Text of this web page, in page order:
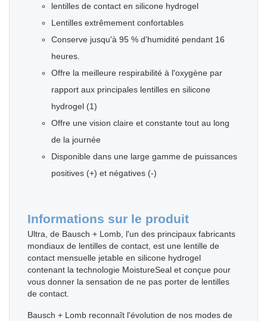
lentilles de contact en silicone hydrogel
Lentilles extrêmement confortables
Conserve jusqu'à 95 % d'humidité pendant 16
heures.
Offre la meilleure respirabilité à l'oxygène par
rapport aux principales lentilles en silicone
hydrogel (1)
Offre une vision claire et constante tout au long
de la journée
Disponible dans une large gamme de puissances
positives (+) et négatives (-)
Informations sur le produit
Ultra, de Bausch + Lomb, l'un des principaux fabricants
mondiaux de lentilles de contact, est une lentille de
contact mensuelle jetable en silicone hydrogel
contenant la technologie MoistureSeal et conçue pour
vous donner la sensation de ne pas porter de lentilles
de contact.
Bausch + Lomb reconnaît l'évolution de nos modes de